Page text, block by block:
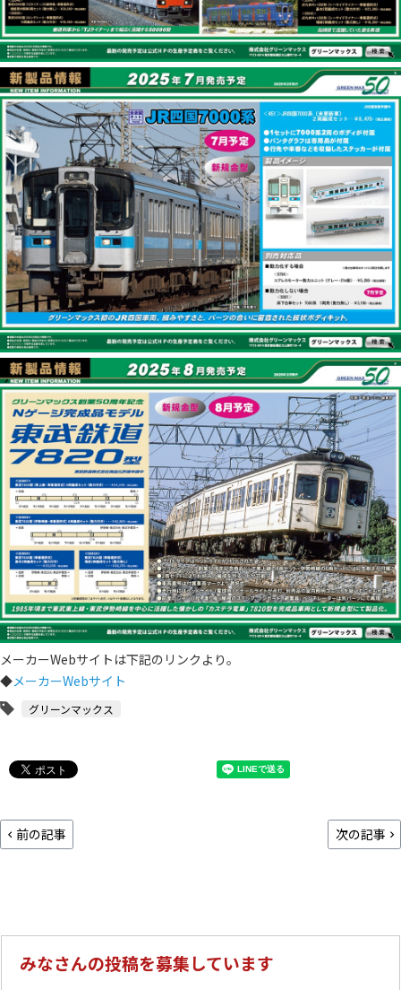
メーカーWebサイトは下記のリンクより。
◆メーカーWebサイト
グリーンマックス
前の記事 次の記事
みなさんの投稿を募集しています